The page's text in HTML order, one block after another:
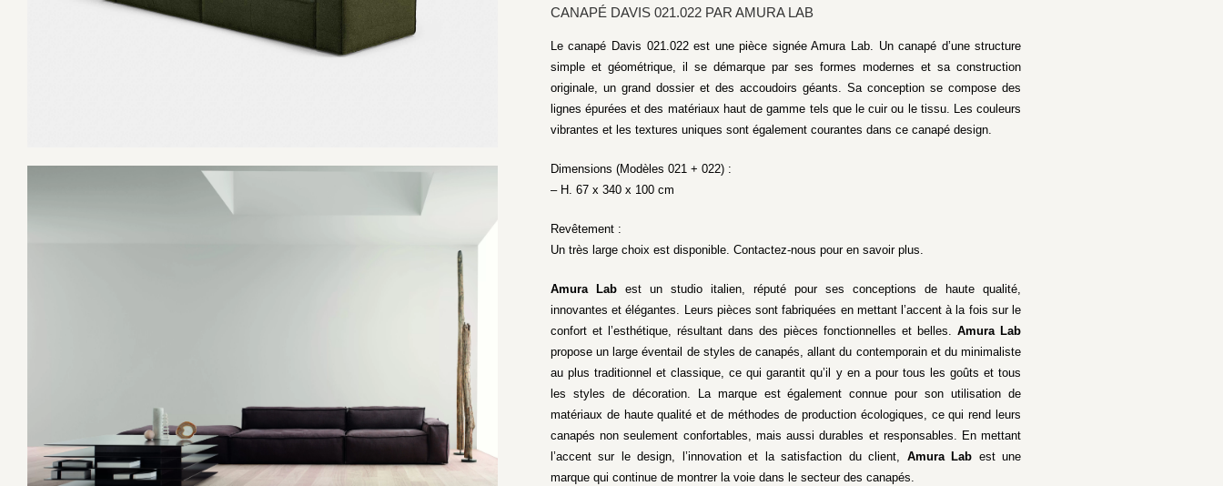
CANAPÉ DAVIS 021.022 PAR AMURA LAB
Le canapé Davis 021.022 est une pièce signée Amura Lab. Un canapé d’une structure
simple et géométrique, il se démarque par ses formes modernes et sa construction
originale, un grand dossier et des accoudoirs géants. Sa conception se compose des
lignes épurées et des matériaux haut de gamme tels que le cuir ou le tissu. Les couleurs
vibrantes et les textures uniques sont également courantes dans ce canapé design.
Dimensions (Modèles 021 + 022) :
– H. 67 x 340 x 100 cm
Revêtement :
Un très large choix est disponible. Contactez-nous pour en savoir plus.
Amura Labest un studio italien, réputé pour ses conceptions de haute qualité,
innovantes et élégantes. Leurs pièces sont fabriquées en mettant l’accent à la fois sur le
confort et l’esthétique, résultant dans des pièces fonctionnelles et belles.Amura Lab
propose un large éventail de styles de canapés, allant du contemporain et du minimaliste
au plus traditionnel et classique, ce qui garantit qu’il y en a pour tous les goûts et tous
les styles de décoration. La marque est également connue pour son utilisation de
matériaux de haute qualité et de méthodes de production écologiques, ce qui rend leurs
canapés non seulement confortables, mais aussi durables et responsables. En mettant
l’accent sur le design, l’innovation et la satisfaction du client, Amura Lab est une
marque qui continue de montrer la voie dans le secteur des canapés.